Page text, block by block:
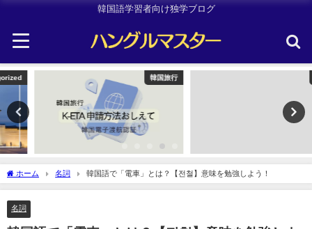
韓国語学習者向け独学ブログ
ホーム 名詞 韓国語で「電車」とは？【전철】意味を勉強しよう！
名詞